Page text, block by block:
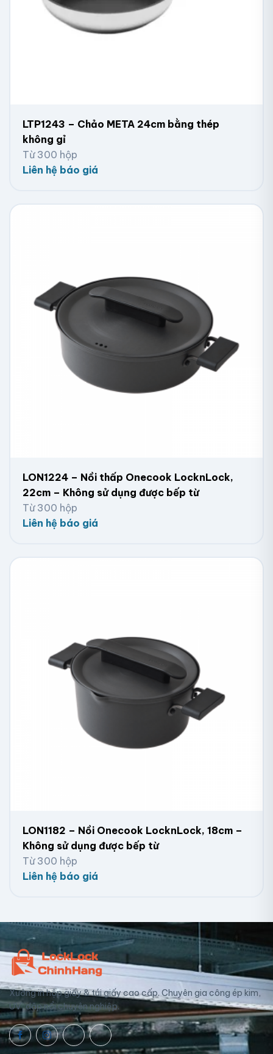
LTP1243 – Chảo META 24cm bằng thép
không gỉ
Từ 300 hộp
Liên hệ báo giá
LON1224 – Nồi thấp Onecook LocknLock,
22cm – Không sử dụng được bếp từ
Từ 300 hộp
Liên hệ báo giá
LON1182 – Nồi Onecook LocknLock, 18cm –
Không sử dụng được bếp từ
Từ 300 hộp
Liên hệ báo giá
Xưởng in hộp giấy & túi giấy cao cấp. Chuyên gia công ép kim,
UV, dập nổi chuyên nghiệp.